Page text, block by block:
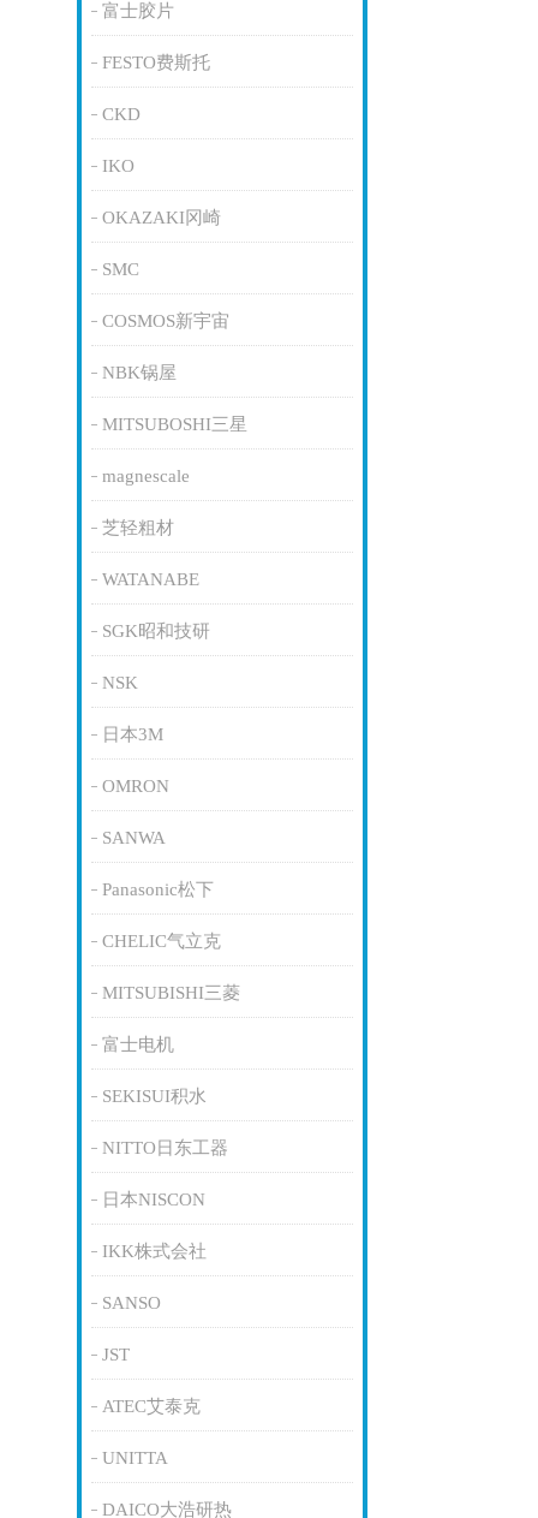
富士胶片
FESTO费斯托
CKD
IKO
OKAZAKI冈崎
SMC
COSMOS新宇宙
NBK锅屋
MITSUBOSHI三星
magnescale
芝轻粗材
WATANABE
SGK昭和技研
NSK
日本3M
OMRON
SANWA
Panasonic松下
CHELIC气立克
MITSUBISHI三菱
富士电机
SEKISUI积水
NITTO日东工器
日本NISCON
IKK株式会社
SANSO
JST
ATEC艾泰克
UNITTA
DAICO大浩研热